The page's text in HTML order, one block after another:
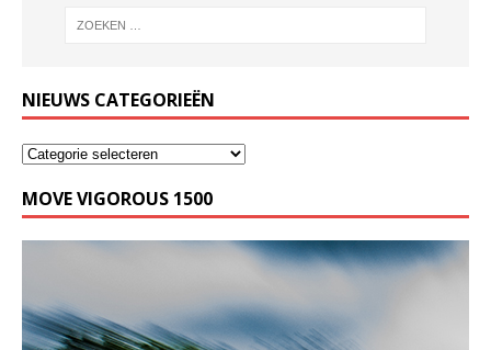
NIEUWS CATEGORIEËN
MOVE VIGOROUS 1500